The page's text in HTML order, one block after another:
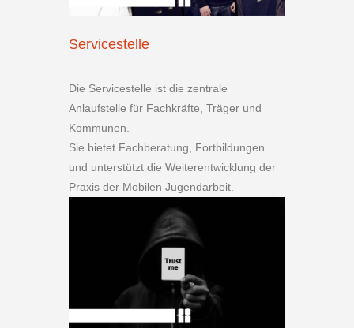
Servicestelle
Die Servicestelle ist die zentrale
Anlaufstelle für Fachkräfte, Träger und
Kommunen.
Sie bietet Fachberatung, Fortbildungen
und unterstützt die Weiterentwicklung der
Praxis der Mobilen Jugendarbeit.